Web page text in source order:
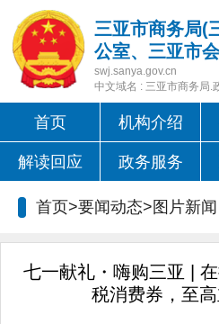
三亚市商务局(
公室、三亚市
swj.sanya.gov.cn
中文域名 : 三亚市商务局.
首页 机构介绍
解读回应 政务服务
首页>要闻动态> 图片新闻
七一献礼・嗨购三亚 |
税消费券，至